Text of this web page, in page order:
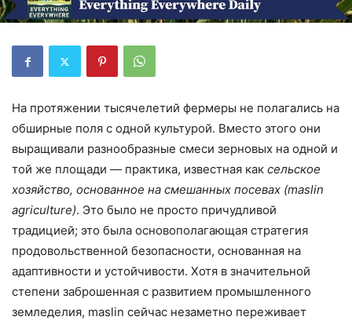
На протяжении тысячелетий фермеры не полагались на
обширные поля с одной культурой. Вместо этого они
выращивали разнообразные смеси зерновых на одной и
той же площади — практика, известная как сельское
хозяйство, основанное на смешанных посевах (maslin
agriculture). Это было не просто причудливой
традицией; это была основополагающая стратегия
продовольственной безопасности, основанная на
адаптивности и устойчивости. Хотя в значительной
степени заброшенная с развитием промышленного
земледелия, maslin сейчас незаметно переживает